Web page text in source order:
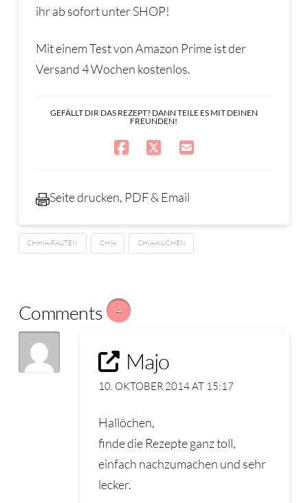
ihr ab sofort unter SHOP!
Mit einem Test von Amazon Prime ist der
Versand 4 Wochen kostenlos.
GEFÄLLT DIR DAS REZEPT? DANN TEILE ES MIT DEINEN
FREUNDEN!
Seite drucken, PDF & Email
CHHIA-RAUTEN CHIA CHIA-KUCHEN
Comments 4
Majo
10. OKTOBER 2014 AT 15:17
Hallöchen,
finde die Rezepte ganz toll,
einfach nachzumachen und sehr
lecker.